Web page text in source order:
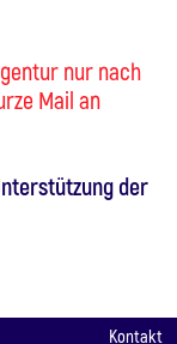
nur nach
Mail an
der
Kontakt